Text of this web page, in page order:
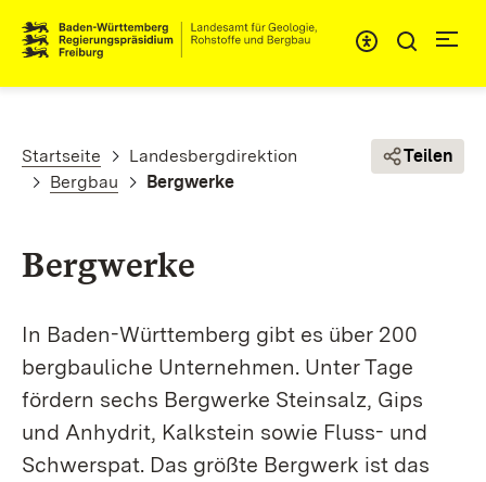
Pfadnavigation
Startseite
Landesbergdirektion
Bergbau
Bergwerke
Teilen
Bergwerke
In Baden-Württemberg gibt es über 200
bergbauliche Unternehmen. Unter Tage
fördern sechs Bergwerke Steinsalz, Gips
und Anhydrit, Kalkstein sowie Fluss- und
Schwerspat. Das größte Bergwerk ist das